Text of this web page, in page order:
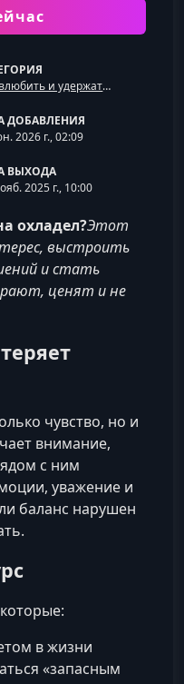
Как влюбить и удержать мужчину
ДОБАВЛЕНИЯ
2026 г., 02:09
ВЫХОДА
2025 г., 10:00
охладел?Этот
выстроить
и стать
ценят и не
чувство, но и
внимание,
с ним
уважение и
баланс нарушен
в жизни
«запасным